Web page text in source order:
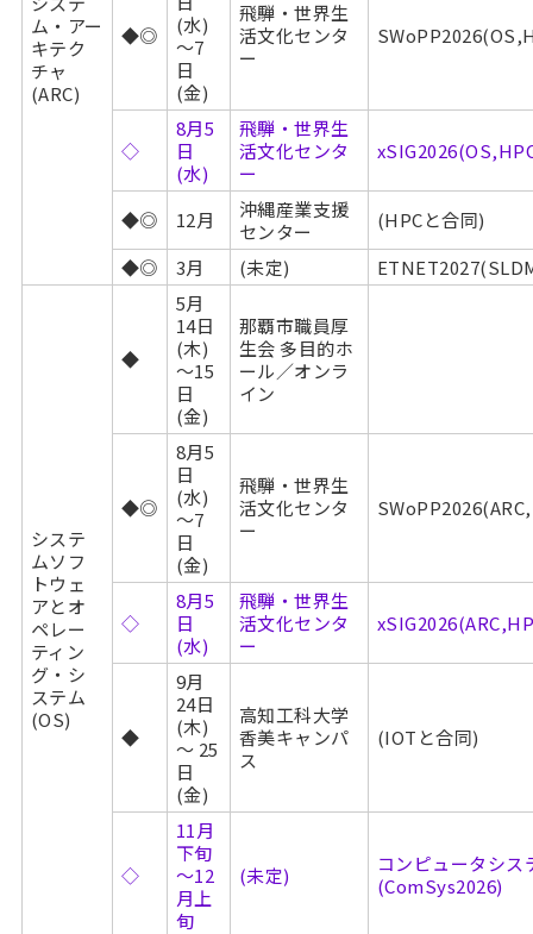
ム・アー
キテク
チャ
(ARC)
◆◎
(水)
～7
日
(金)
飛騨・世界生
活文化センタ
ー
◇
8月5
日
(水)
飛騨・世界生
活文化センタ
ー
◆◎ 12月
沖縄産業支援
センター
(HPCと合同)
◆◎
3月 (未定)
システ
ムソフ
トウェ
アとオ
ペレー
ティン
グ・シ
ステム
(OS)
◆
5月
14日
(木)
～15
日
(金)
那覇市職員厚
生会 多目的ホ
ール／オンラ
イン
◆◎
8月5
日
(水)
～7
日
(金)
飛騨・世界生
活文化センタ
ー
◇
8月5
日
(水)
飛騨・世界生
活文化センタ
ー
◆
9月
24日
(木)
～ 25
日
(金)
高知工科大学
香美キャンパ
ス
(IOTと合同)
◇
11月
下旬
～12
月上
旬
(未定)
コンピュータシ
(ComSys2026)